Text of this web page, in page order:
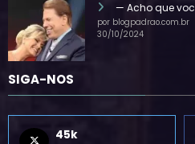
— Acho que
por blogpadrao.com.br
SIGA-NOS